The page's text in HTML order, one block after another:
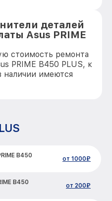
деталей
Asus PRIME
стоимость ремонта
PRIME B450 PLUS, к
наличии имеются
B450
от 1000₽
B450
от 200₽